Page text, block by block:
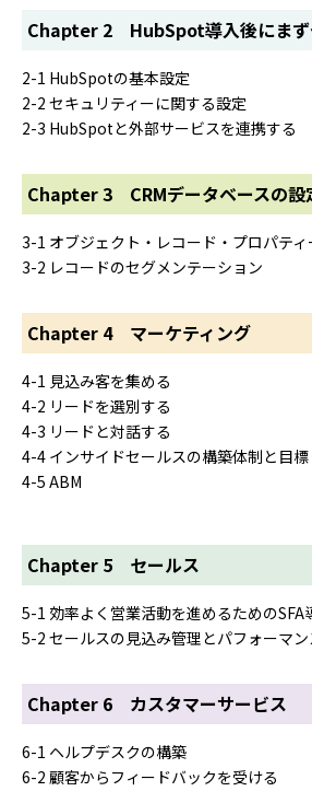
Chapter 2 HubSpot導入後にまず
2-1 HubSpotの基本設定
2-2 セキュリティーに関する設定
2-3 HubSpotと外部サービスを連携する
Chapter 3 CRMデータベースの設
3-1 オブジェクト・レコード・プロパティ
3-2 レコードのセグメンテーション
Chapter 4 マーケティング
4-1 見込み客を集める
4-2 リードを選別する
4-3 リードと対話する
4-4 インサイドセールスの構築体制と目
4-5 ABM
Chapter 5 セールス
5-1 効率よく営業活動を進めるためのSFA
5-2 セールスの見込み管理とパフォーマ
Chapter 6 カスタマーサービス
6-1 ヘルプデスクの構築
6-2 顧客からフィードバックを受ける